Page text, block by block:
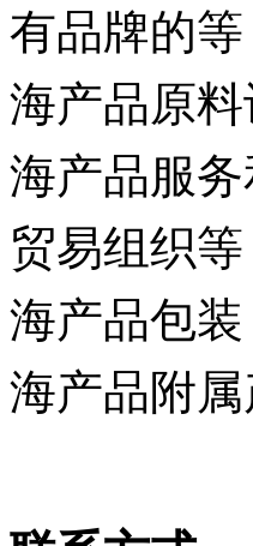
有品牌的等
海产品原
海产品服
贸易组织等
海产品包
海产品附